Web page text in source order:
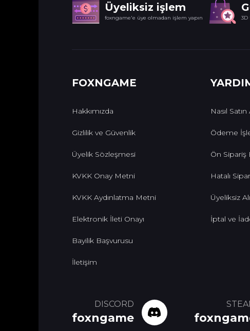
Üyeliksiz işlem
foxngame'e üye olmadan işlem yapın 3D
FOXNGAME
Hakkımızda
Gizlilik ve Güvenlik
Üyelik Sözleşmesi
KVKK Onay Metni
KVKK Aydınlatma Metni
Elektronik İleti Onayı
Bayilik Başvurusu
İletişim
Nasıl Satın
Ödeme
Ön
Hatalı
Üyeliksiz
İptal ve
DISCORD
foxngame